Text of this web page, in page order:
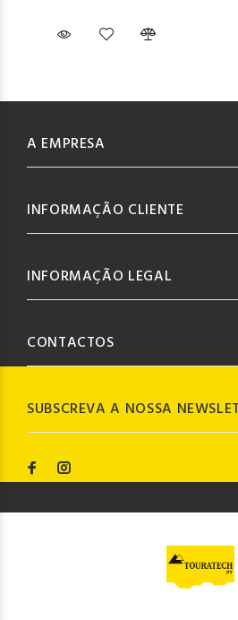
SUBSCREVA A NOSSA
A EMPRESA
INFORMAÇÃO CLIENTE
INFORMAÇÃO LEGAL
CONTACTOS